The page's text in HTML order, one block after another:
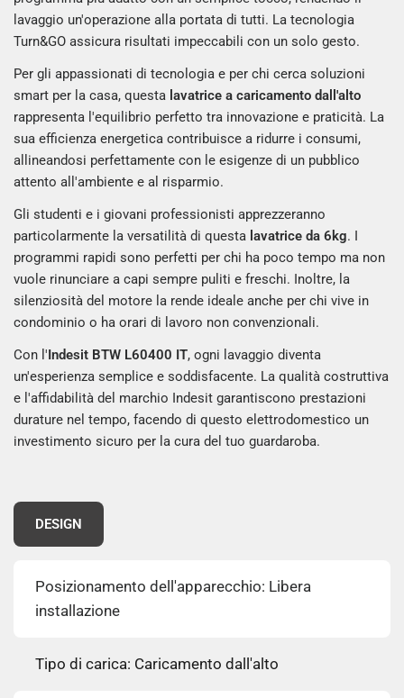
lavaggio un'operazione alla portata di tutti. La tecnologia
Turn&GO assicura risultati impeccabili con un solo gesto.
Per gli appassionati di tecnologia e per chi cerca soluzioni
smart per la casa, questa lavatrice a caricamento dall'alto
rappresenta l'equilibrio perfetto tra innovazione e praticità. La
sua efficienza energetica contribuisce a ridurre i consumi,
allineandosi perfettamente con le esigenze di un pubblico
attento all'ambiente e al risparmio.
Gli studenti e i giovani professionisti apprezzeranno
particolarmente la versatilità di questa lavatrice da 6kg. I
programmi rapidi sono perfetti per chi ha poco tempo ma non
vuole rinunciare a capi sempre puliti e freschi. Inoltre, la
silenziosità del motore la rende ideale anche per chi vive in
condominio o ha orari di lavoro non convenzionali.
Con l'Indesit BTW L60400 IT, ogni lavaggio diventa
un'esperienza semplice e soddisfacente. La qualità costruttiva
e l'affidabilità del marchio Indesit garantiscono prestazioni
durature nel tempo, facendo di questo elettrodomestico un
investimento sicuro per la cura del tuo guardaroba.
DESIGN
Posizionamento dell'apparecchio: Libera
installazione
Tipo di carica: Caricamento dall'alto